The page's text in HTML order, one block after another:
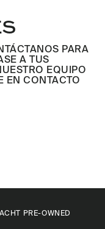
PARA
A TUS
EQUIPO
EN CONTACTO
PRE-OWNED